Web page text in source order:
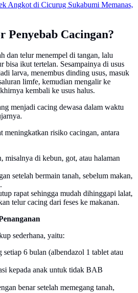
Angkot di Cicurug Sukabumi Memanas,
Penyebab Cacingan?
dan telur menempel di tangan, lalu
bisa ikut tertelan. Sesampainya di usus
larva, menembus dinding usus, masuk
limfe, kemudian mengalir ke
kembali ke usus halus.
menjadi cacing dewasa dalam waktu
meningkatkan risiko cacingan, antara
misalnya di kebun, got, atau halaman
setelah bermain tanah, sebelum makan,
rapat sehingga mudah dihinggapi lalat,
telur cacing dari feses ke makanan.
sederhana, yaitu:
6 bulan (albendazol 1 tablet atau
kepada anak untuk tidak BAB
benar setelah memegang tanah,